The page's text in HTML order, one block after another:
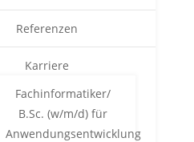
Referenzen
Karriere
Fachinformatiker/
B.Sc. (w/m/d) für
Anwendungsentwicklung